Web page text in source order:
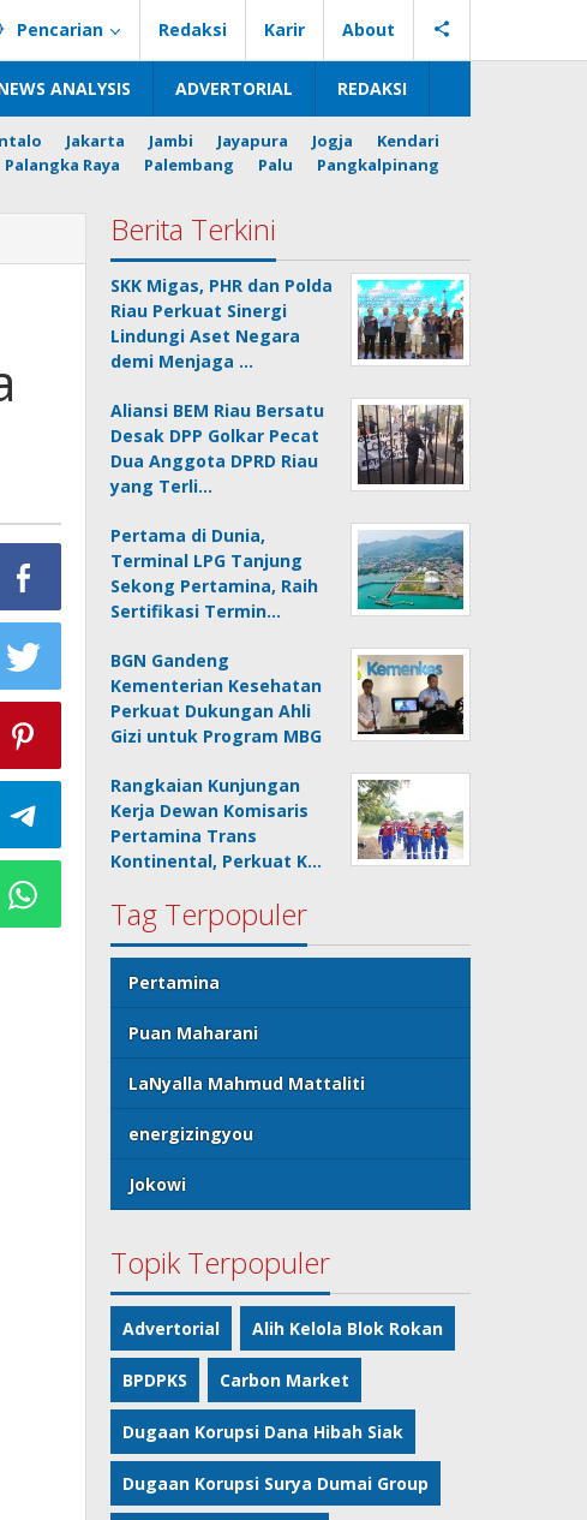
Pencarian Redaksi Karir About
ANALYSIS ADVERTORIAL REDAKSI
Jakarta Jambi Jayapura Jogja
Kendari
Palangka Raya Palembang Palu
Pangkalpinang
Berita Terkini
SKK Migas, PHR dan Polda
Riau Perkuat Sinergi
Lindungi Aset Negara
demi Menjaga …
Aliansi BEM Riau Bersatu
Desak DPP Golkar Pecat
Dua Anggota DPRD Riau
yang Terli…
Pertama di Dunia,
Terminal LPG Tanjung
Sekong Pertamina, Raih
Sertifikasi Termin…
BGN Gandeng
Kementerian Kesehatan
Perkuat Dukungan Ahli
Gizi untuk Program MBG
Rangkaian Kunjungan
Kerja Dewan Komisaris
Pertamina Trans
Kontinental, Perkuat K…
Tag Terpopuler
Pertamina
Puan Maharani
LaNyalla Mahmud Mattaliti
energizingyou
Jokowi
Topik Terpopuler
Advertorial Alih Kelola Blok Rokan
BPDPKS Carbon Market
Dugaan Korupsi Dana Hibah Siak
Dugaan Korupsi Surya Dumai Group